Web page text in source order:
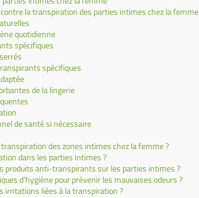
la transpiration des parties intimes chez la femme
quotidienne
spécifiques
spécifiques
de la lingerie
de santé si nécessaire
des zones intimes chez la femme ?
dans les parties intimes ?
produits anti-transpirants sur les parties intimes ?
d’hygiène pour prévenir les mauvaises odeurs ?
irritations liées à la transpiration ?